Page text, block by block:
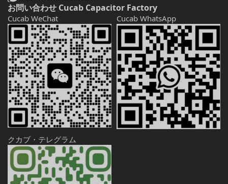
お問い合わせ Cucab Capacitor Factory
Cucab WeChat Cucab WhatsApp
クカブ・テレグラム